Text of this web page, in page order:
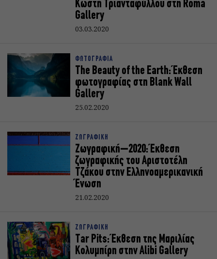
Κωστή Τριανταφύλλου στη Roma
Gallery
03.03.2020
ΦΩΤΟΓΡΑΦΙΑ
The Beauty of the Earth: Έκθεση
φωτογραφίας στη Blank Wall
Gallery
25.02.2020
ΖΩΓΡΑΦΙΚΗ
Ζωγραφική–2020: Έκθεση
ζωγραφικής του Αριστοτέλη
Τζάκου στην Ελληνοαμερικανική
Ένωση
21.02.2020
ΖΩΓΡΑΦΙΚΗ
Tar Pits: Έκθεση της Μαριλίας
Κολυμπίρη στην Alibi Gallery